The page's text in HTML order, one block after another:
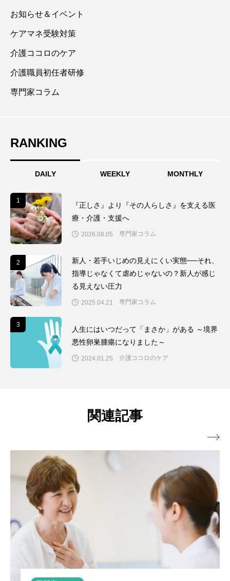
Being Dialogue Cardファシリテーター／ポジティブ心
お知らせ＆イベント
ケアマネ受験対策
介護ココロのケア
介護職員初任者研修
専門家コラム
RANKING
DAILY WEEKLY MONTHLY
1
『正しさ』より『その人らしさ』を支える医
療・介護・支援へ
2026.08.05 専門家コラム
2
新人・若手いじめの見えにくい実態──それ、
指導じゃなくて虐めじゃないの？新人が感じ
る見えない圧力
2025.04.21 専門家コラム
3
人生にはいつだって「まさか」がある ～境界
悪性卵巣腫瘍になりました～
2024.01.25 介護ココロのケア
関連記事
